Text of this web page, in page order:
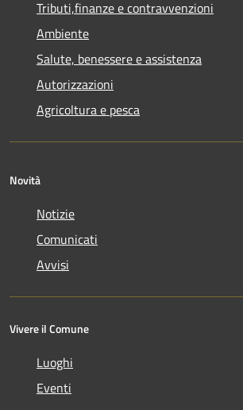
Tributi,finanze e contravvenzioni
Ambiente
Salute, benessere e assistenza
Autorizzazioni
Agricoltura e pesca
Novità
Notizie
Comunicati
Avvisi
Vivere il Comune
Luoghi
Eventi